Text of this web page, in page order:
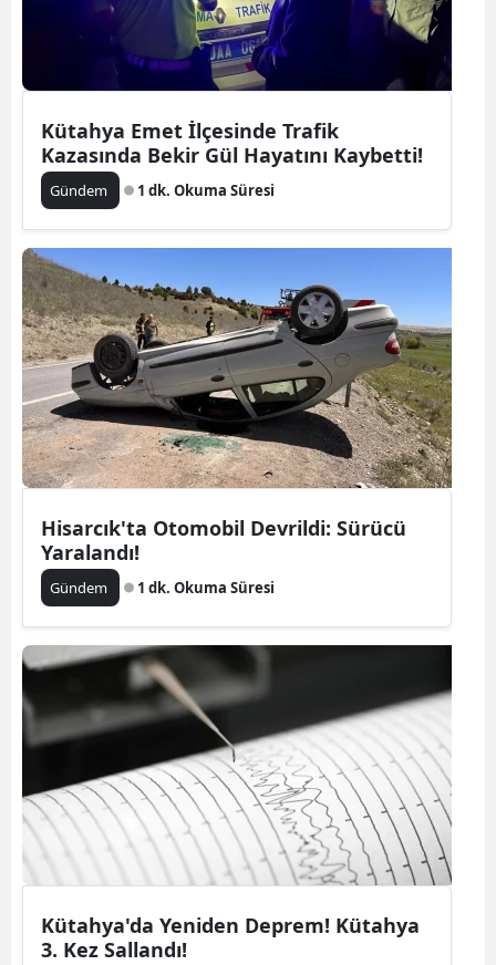
Kütahya Emet İlçesinde Trafik
Kazasında Bekir Gül Hayatını Kaybetti!
Gündem 1 dk. Okuma Süresi
Hisarcık'ta Otomobil Devrildi: Sürücü
Yaralandı!
Gündem 1 dk. Okuma Süresi
Kütahya'da Yeniden Deprem! Kütahya
3. Kez Sallandı!